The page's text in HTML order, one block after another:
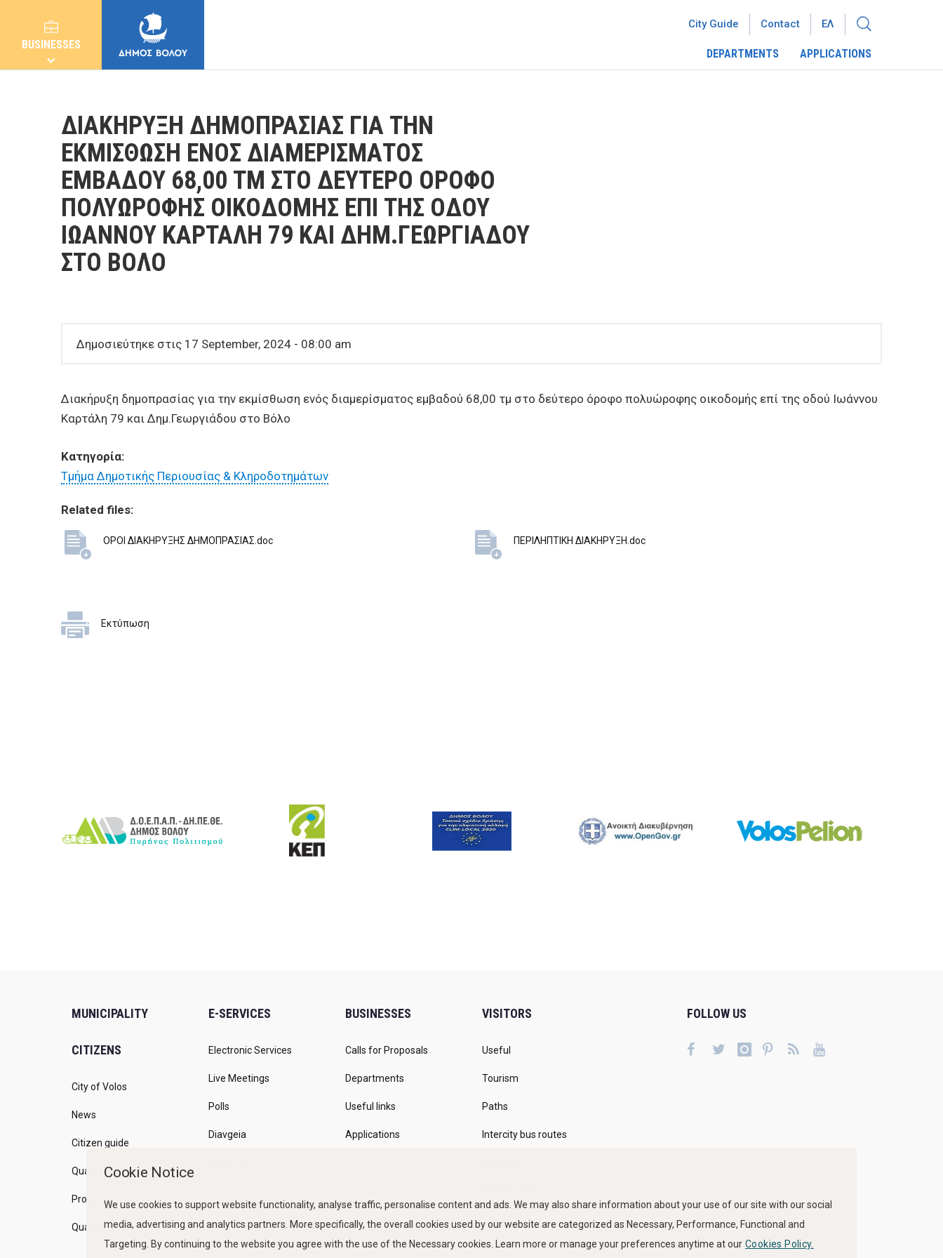
BUSINESSES
MUNICIPALITY
E-SERVICES
DEPARTMENTS APPLICATIONS
City Guide Contact ΕΛ
ΔΙΑΚΗΡΥΞΗ ΔΗΜΟΠΡΑΣΙΑΣ ΓΙΑ ΤΗΝ
ΕΚΜΙΣΘΩΣΗ ΕΝΟΣ ΔΙΑΜΕΡΙΣΜΑΤΟΣ
ΕΜΒΑΔΟΥ 68,00 ΤΜ ΣΤΟ ΔΕΥΤΕΡΟ ΟΡΟΦΟ
ΠΟΛΥΩΡΟΦΗΣ ΟΙΚΟΔΟΜΗΣ ΕΠΙ ΤΗΣ ΟΔΟΥ
ΙΩΑΝΝΟΥ ΚΑΡΤΑΛΗ 79 ΚΑΙ ΔΗΜ.ΓΕΩΡΓΙΑΔΟΥ
ΣΤΟ ΒΟΛΟ
Δημοσιεύτηκε στις 17 September, 2024 - 08:00 am
Διακήρυξη δημοπρασίας για την εκμίσθωση ενός διαμερίσματος εμβαδού 68,00 τμ στο δεύτερο όροφο πολυώροφης οικοδομής επί της οδού Ιωάννου
Καρτάλη 79 και Δημ.Γεωργιάδου στο Βόλο
Κατηγορία:
Τμήμα Δημοτικής Περιουσίας & Κληροδοτημάτων
Related files:
ΟΡΟΙ ΔΙΑΚΗΡΥΞΗΣ ΔΗΜΟΠΡΑΣΙΑΣ.doc ΠΕΡΙΛΗΠΤΙΚΗ ΔΙΑΚΗΡΥΞΗ.doc
Εκτύπωση
MUNICIPALITY
CITIZENS
City of Volos
News
Citizen guide
Quality of life
Programs
Quality Policy
E-SERVICES
Electronic Services
Live Meetings
Polls
Diavgeia
BUSINESSES
Calls for Proposals
Departments
Useful links
Applications
VISITORS
Useful
Tourism
Paths
Intercity bus routes
FOLLOW US
Cookie Notice
We use cookies to support website functionality, analyse traffic, personalise content and ads. We may also share information about your use of our site with our social
media, advertising and analytics partners. More specifically, the overall cookies used by our website are categorized as Necessary, Performance, Functional and
Targeting. By continuing to the website you agree with the use of the Necessary cookies. Learn more or manage your preferences anytime at our Cookies Policy.